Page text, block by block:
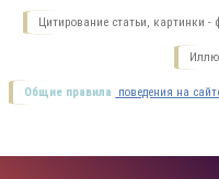
Цитирование статьи, картинки -
Общие правила поведения на